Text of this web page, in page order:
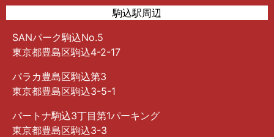
駒込駅周辺
SANパーク駒込No.5
東京都豊島区駒込4-2-17
パラカ豊島区駒込第3
東京都豊島区駒込3-5-1
パートナ駒込3丁目第1パーキング
東京都豊島区駒込3-3